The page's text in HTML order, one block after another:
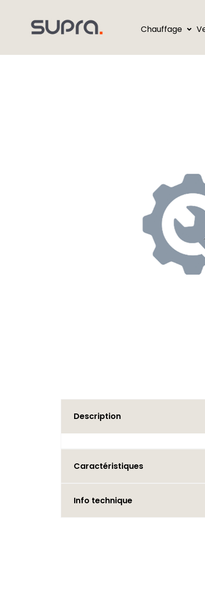
Chauffage
Description
Caractéristiques
Info technique